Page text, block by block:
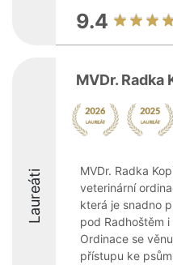
9.4
Laureáti
MVDr. Radka
MVDr. Radka
veterinární
která je snadno
pod Radhoštěm
Ordinace se
přístupu ke